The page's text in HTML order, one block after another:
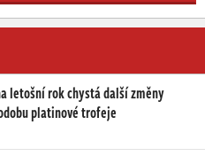
letošní rok chystá další změny
platinové trofeje